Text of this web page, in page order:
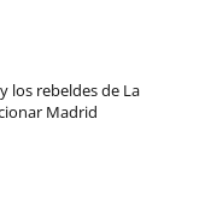
los rebeldes de La
Madrid